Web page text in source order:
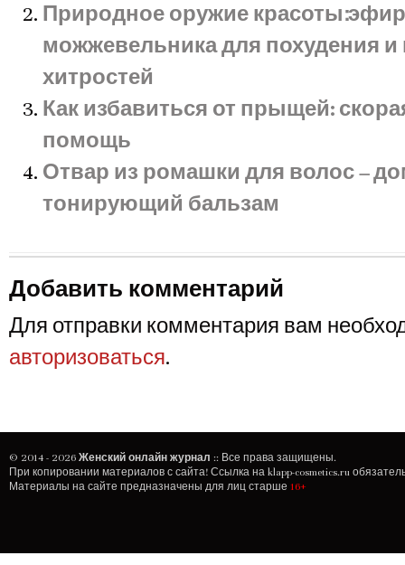
Природное оружие красоты׃ эфирное масло из
можжевельника для похудения и
хитростей
Как избавиться от прыщей:
помощь
Отвар из ромашки для волос –
тонирующий бальзам
Добавить комментарий
Для отправки комментария вам
авторизоваться.
© 2014 - 2026 Женский онлайн журнал :: Все права защищены.
При копировании материалов с сайта! Ссылка на klapp-cosmetics.ru
Материалы на сайте предназначены для лиц старше 16+